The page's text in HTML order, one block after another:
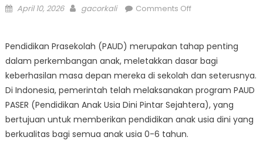
Posted
April 10, 2026 Author
gacorkali Comments Offon
PAUD
PASER
dan
Mengapa
Penting
Pendidikan Prasekolah (PAUD) merupakan tahap penting
dalam perkembangan anak, meletakkan dasar bagi
keberhasilan masa depan mereka di sekolah dan seterusnya.
Di Indonesia, pemerintah telah melaksanakan program PAUD
PASER (Pendidikan Anak Usia Dini Pintar Sejahtera), yang
bertujuan untuk memberikan pendidikan anak usia dini yang
berkualitas bagi semua anak usia 0-6 tahun.